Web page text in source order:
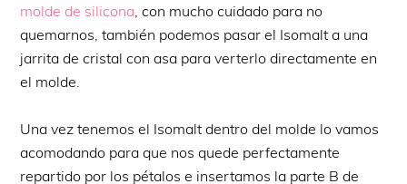
molde de silicona , con mucho cuidado para no
quemarnos, también podemos pasar el Isomalt a una
jarrita de cristal con asa para verterlo directamente en
el molde.
Una vez tenemos el Isomalt dentro del molde lo vamos
acomodando para que nos quede perfectamente
repartido por los pétalos e insertamos la parte B de